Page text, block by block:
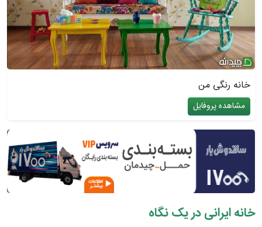
خانه رنگی من
مشاهده پروفایل
خانه ایرانی در یک نگاه